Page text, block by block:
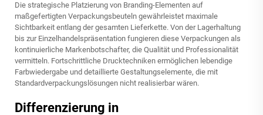
Die strategische Platzierung von Branding-Elementen auf
maßgefertigten Verpackungsbeuteln gewährleistet maximale
Sichtbarkeit entlang der gesamten Lieferkette. Von der Lagerhaltung
bis zur Einzelhandelspräsentation fungieren diese Verpackungen als
kontinuierliche Markenbotschafter, die Qualität und Professionalität
vermitteln. Fortschrittliche Drucktechniken ermöglichen lebendige
Farbwiedergabe und detaillierte Gestaltungselemente, die mit
Standardverpackungslösungen nicht realisierbar wären.
Differenzierung in